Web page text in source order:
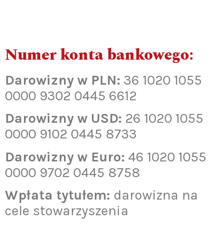
Numer konta bankowego:
Darowizny w PLN: 36 1020 1055
0000 9302 0445 6612
Darowizny w USD: 26 1020 1055
0000 9102 0445 8733
Darowizny w Euro: 46 1020 1055
0000 9702 0445 8758
Wpłata tytułem: darowizna na
cele stowarzyszenia